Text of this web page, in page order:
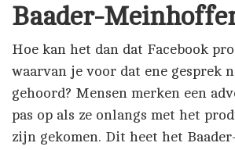
Baader-
Hoe kan het dan dat Facebook
waarvan je voor dat ene gesprek
gehoord? Mensen merken een
pas op als ze onlangs met het
zijn gekomen. Dit heet het